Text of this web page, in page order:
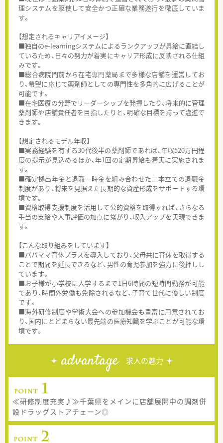
理システムを駆使して安全かつ正確な業務遂行を徹底していま
す。
【想定されるキャリアイメージ】
■独自のe-learningシステムによるランクアップが昇給に直結し
ているため、日々の努力が着実にキャリア形成に反映される仕組
みです。
■総合病院門前から在宅専門薬局まで多様な店舗を運営してお
り、希望に応じて薬剤師としての専門性を多角的に広げることが
可能です。
■在宅医療の分野でリーダーシップを発揮したり、将来的に管理
薬剤師や店舗責任者を目指したりと、明確な目標を持って邁進で
きます。
【想定されるモデル年収】
■実務経験を有する30代後半の薬剤師であれば、年収520万円程
度の提示が見込めるほか、年1回の定期昇給も着実に実施されま
す。
■確定拠出年金と退職一時金を組み合わせた二本立ての退職金
制度があり、将来を見据えた長期的な資産形成をサポートする環
境です。
■資格取得支援制度を活用して公的資格を取得すれば、さらなる
手当の支給や人事評価の加点に繋がり、収入アップを実現できま
す。
【こんな取り組みをしています】
■パパママ育休プラスを導入しており、父母共に育休を取得する
ことで期間を延長できるなど、男性の育児参加を強力に後押しし
ています。
■お子様が小学校に入学するまで1日6時間の短時間勤務が可能
であり、時間外労働も免除されるなど、子育て世代に優しい制度
です。
■海外研修制度や学術大会への参加機会も豊富に用意されてお
り、国内にとどまらない最先端の医療知識を学ぶことが可能な環
境です。
advantage 求人の魅力
≪研修制度充実♪≫千葉県をメインに店舗展開中の調剤併
設ドラッグストアチェーン◎